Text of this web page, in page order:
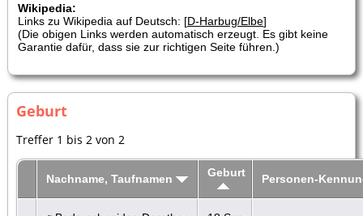
Wikipedia:
Links zu Wikipedia auf Deutsch: [D-Harbug/Elbe]
(Die obigen Links werden automatisch erzeugt. Es gibt keine
Garantie dafür, dass sie zur richtigen Seite führen.)
Geburt
Treffer 1 bis 2 von 2
Nachname, Taufnamen Geburt Personen-